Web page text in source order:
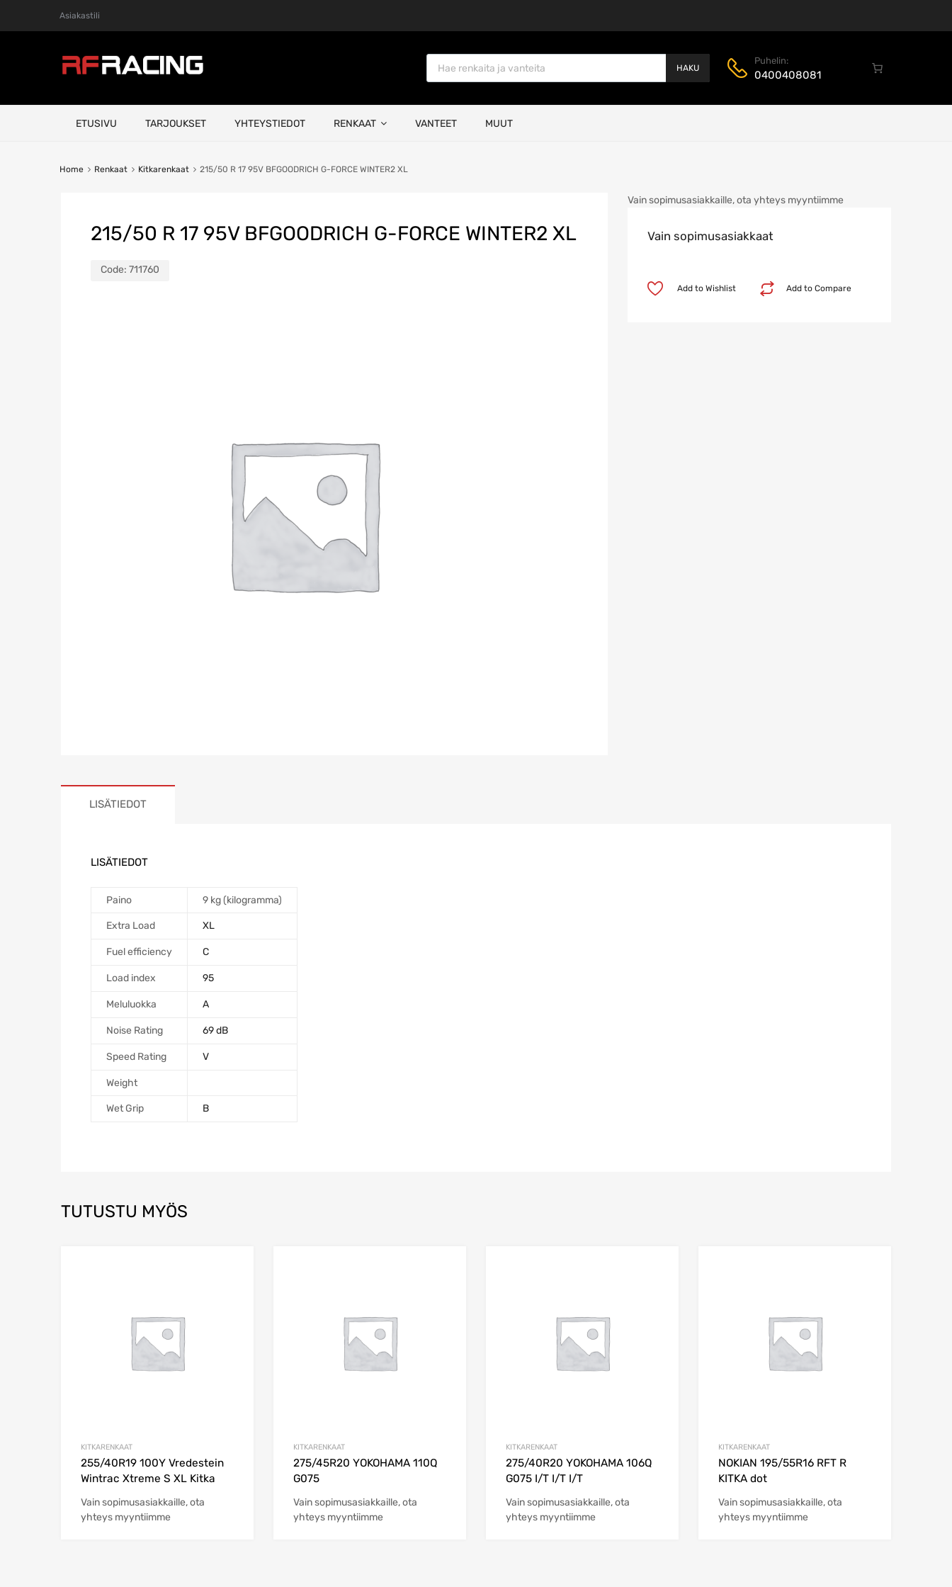
Asiakastili
Products search
HAKU
Puhelin:
0400408081
ETUSIVU TARJOUKSET YHTEYSTIEDOT RENKAAT VANTEET MUUT
Home Renkaat Kitkarenkaat 215/50 R 17 95V BFGOODRICH G-FORCE WINTER2 XL
215/50 R 17 95V BFGOODRICH G-FORCE WINTER2 XL
Code: 711760
Vain sopimusasiakkaille, ota yhteys myyntiimme
Vain sopimusasiakkaat
Add to Compare
Add to Wishlist
LISÄTIEDOT
LISÄTIEDOT
Paino 9 kg (kilogramma)
Extra Load XL
Fuel efficiency C
Load index 95
Meluluokka A
Noise Rating 69 dB
Speed Rating V
Weight
Wet Grip B
TUTUSTU MYÖS
KITKARENKAAT
255/40R19 100Y Vredestein
Wintrac Xtreme S XL Kitka
Vain sopimusasiakkaille, ota
yhteys myyntiimme
KITKARENKAAT
275/45R20 YOKOHAMA 110Q
G075
Vain sopimusasiakkaille, ota
yhteys myyntiimme
KITKARENKAAT
275/40R20 YOKOHAMA 106Q
G075 I/T I/T I/T
Vain sopimusasiakkaille, ota
yhteys myyntiimme
KITKARENKAAT
NOKIAN 195/55R16 RFT R
KITKA dot
Vain sopimusasiakkaille, ota
yhteys myyntiimme